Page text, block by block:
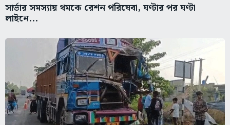
সার্ভার সমস্যায় থমকে রেশন পরিষেবা, ঘণ্টার পর ঘণ্টা
লাইনে...